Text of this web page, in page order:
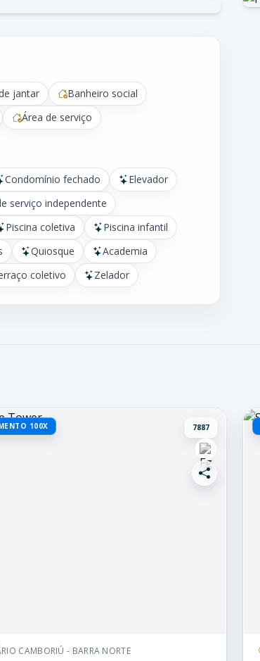
jantar
Banheiro social
Área de serviço
Condomínio fechado
Elevador
serviço independente
Piscina coletiva
Piscina infantil
Quiosque
Academia
coletivo Zelador
100X 7887
CAMBORIÚ - BARRA NORTE